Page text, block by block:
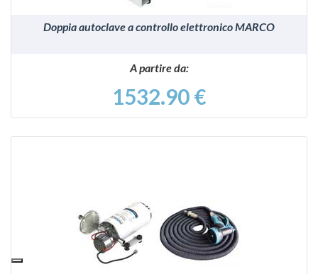
Doppia autoclave a controllo elettronico MARCO
A partire da:
1532.90 €
VEDI